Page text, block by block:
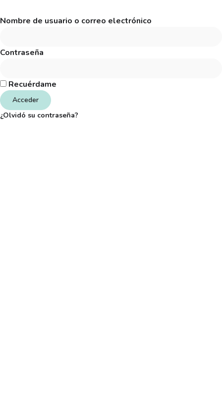
Nombre de usuario o correo electrónico
Contraseña
Recuérdame
Acceder
¿Olvidó su contraseña?